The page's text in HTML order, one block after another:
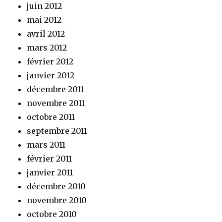
juin 2012
mai 2012
avril 2012
mars 2012
février 2012
janvier 2012
décembre 2011
novembre 2011
octobre 2011
septembre 2011
mars 2011
février 2011
janvier 2011
décembre 2010
novembre 2010
octobre 2010